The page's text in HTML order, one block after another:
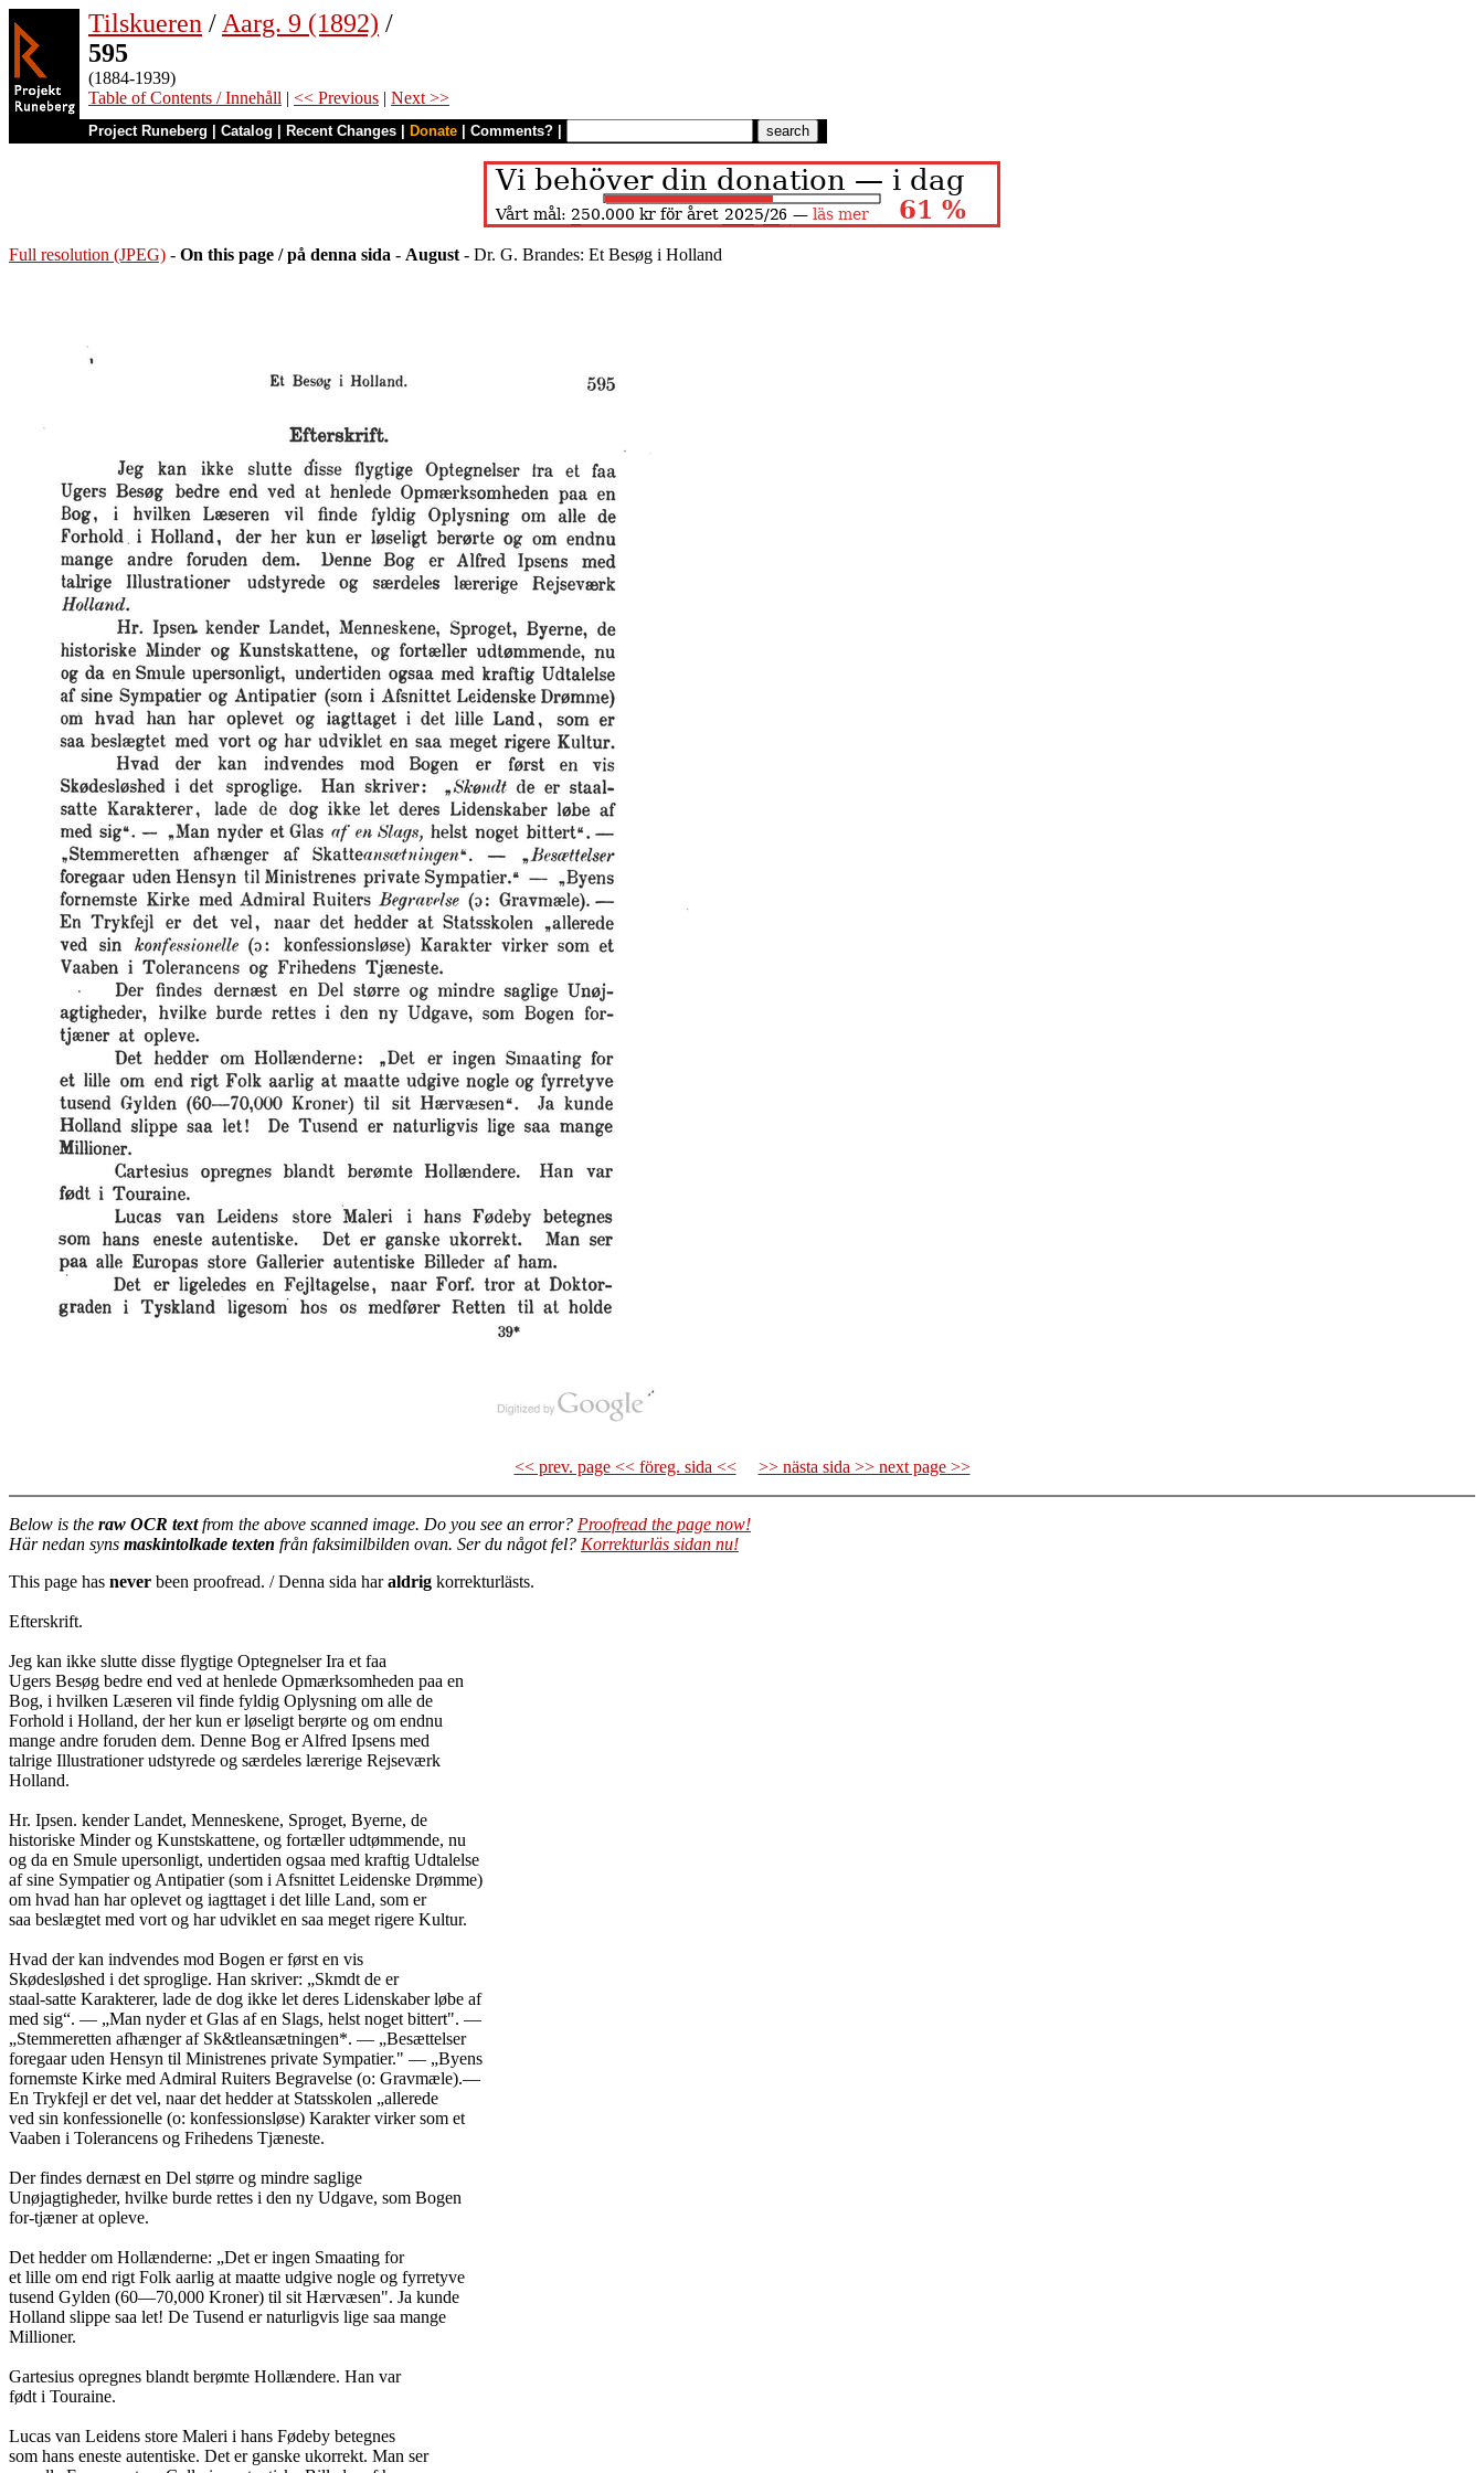
Tilskueren / Aarg. 9 (1892) /
595
(1884-1939)
Table of Contents / Innehåll | << Previous | Next >>
Project Runeberg Catalog Recent Changes Donate Comments?
Full resolution (JPEG) - On this page / på denna sida - August - Dr. G. Brandes: Et Besøg i Holland
<< prev. page << föreg. sida << >> nästa sida >> next page >>
Below is the raw OCR textfrom the above scanned image. Do you see an error? Proofread the page now!
Här nedan syns maskintolkade texten från faksimilbilden ovan. Ser du något fel? Korrekturläs sidan nu!
This page has never been proofread. / Denna sida haraldrig korrekturlästs.
Efterskrift.
Jeg kan ikke slutte disse flygtige Optegnelser Ira et faa
Ugers Besøg bedre end ved at henlede Opmærksomheden paa en
Bog, i hvilken Læseren vil finde fyldig Oplysning om alle de
Forhold i Holland, der her kun er løseligt berørte og om endnu
mange andre foruden dem. Denne Bog er Alfred Ipsens med
talrige Illustrationer udstyrede og særdeles lærerige Rejseværk
Holland.
Hr. Ipsen. kender Landet, Menneskene, Sproget, Byerne, de
historiske Minder og Kunstskattene, og fortæller udtømmende, nu
og da en Smule upersonligt, undertiden ogsaa med kraftig Udtalelse
af sine Sympatier og Antipatier (som i Afsnittet Leidenske Drømme)
om hvad han har oplevet og iagttaget i det lille Land, som er
saa beslægtet med vort og har udviklet en saa meget rigere Kultur.
Hvad der kan indvendes mod Bogen er først en vis
Skødesløshed i det sproglige. Han skriver: „Skmdt de er
staal-satte Karakterer, lade de dog ikke let deres Lidenskaber løbe af
med sig“. — „Man nyder et Glas af en Slags, helst noget bittert". —
„Stemmeretten afhænger af Sk&tleansætningen*. — „Besættelser
foregaar uden Hensyn til Ministrenes private Sympatier." — „Byens
fornemste Kirke med Admiral Ruiters Begravelse (o: Gravmæle).—
En Trykfejl er det vel, naar det hedder at Statsskolen „allerede
ved sin konfessionelle (o: konfessionsløse) Karakter virker som et
Vaaben i Tolerancens og Frihedens Tjæneste.
Der findes dernæst en Del større og mindre saglige
Unøjagtigheder, hvilke burde rettes i den ny Udgave, som Bogen
for-tjæner at opleve.
Det hedder om Hollænderne: „Det er ingen Smaating for
et lille om end rigt Folk aarlig at maatte udgive nogle og fyrretyve
tusend Gylden (60—70,000 Kroner) til sit Hærvæsen". Ja kunde
Holland slippe saa let! De Tusend er naturligvis lige saa mange
Millioner.
Gartesius opregnes blandt berømte Hollændere. Han var
født i Touraine.
Lucas van Leidens store Maleri i hans Fødeby betegnes
som hans eneste autentiske. Det er ganske ukorrekt. Man ser